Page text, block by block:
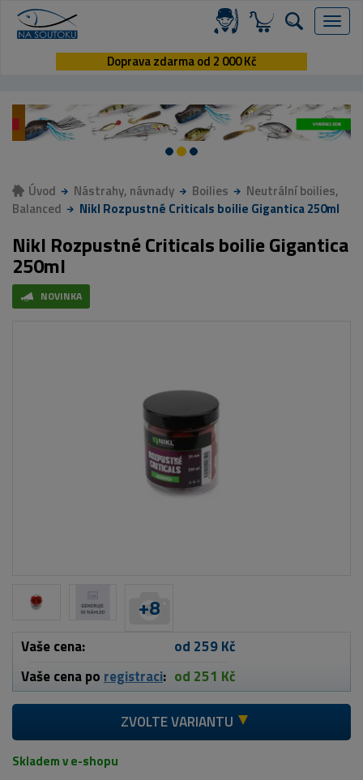
Menu
Doprava zdarma od 2 000 Kč
Úvod Nástrahy, návnady Boilies
Neutrální boilies,
Balanced
Nikl Rozpustné Criticals boilie Gigantica 250ml
Nikl Rozpustné Criticals boilie Gigantica
250ml
NOVINKA
+8
Vaše cena:
od 259 Kč
Vaše cena po registraci: od 251 Kč
ZVOLTE VARIANTU
Skladem v e-shopu